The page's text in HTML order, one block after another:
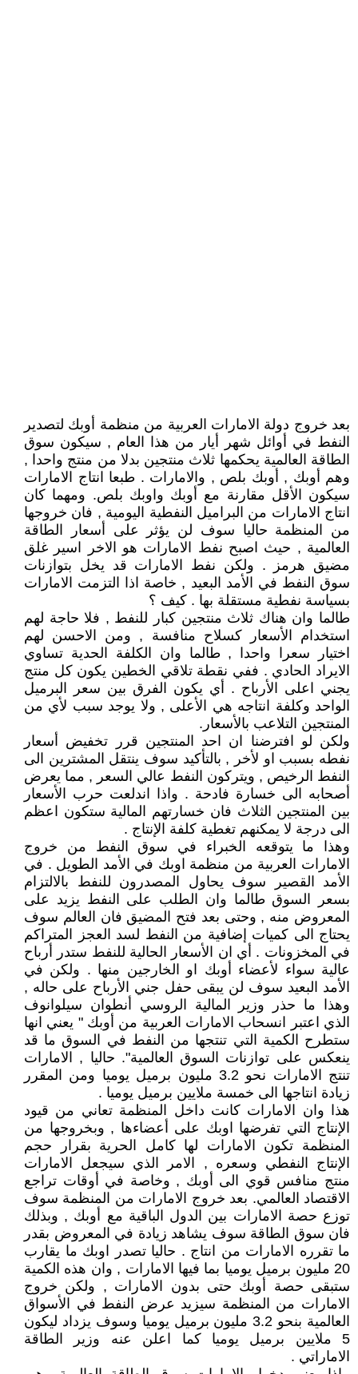
بعد خروج دولة الامارات العربية من منظمة أوبك لتصدير
النفط في أوائل شهر أيار من هذا العام , سيكون سوق
الطاقة العالمية يحكمها ثلاث منتجين بدلا من منتج واحدا ,
وهم أوبك , أوبك بلص , والامارات . طبعا انتاج الامارات
سيكون الأقل مقارنة مع أوبك واوبك بلص. ومهما كان
انتاج الامارات من البراميل النفطية اليومية , فان خروجها
من المنظمة حاليا سوف لن يؤثر على أسعار الطاقة
العالمية , حيث اصبح نفط الامارات هو الاخر اسير غلق
مضيق هرمز . ولكن نفط الامارات قد يخل بتوازنات
سوق النفط في الأمد البعيد , خاصة اذا التزمت الامارات
بسياسة نفطية مستقلة بها . كيف ؟
طالما وان هناك ثلاث منتجين كبار للنفط , فلا حاجة لهم
استخدام الأسعار كسلاح منافسة , ومن الاحسن لهم
اختيار سعرا واحدا , طالما وان الكلفة الحدية تساوي
الايراد الحادي . ففي نقطة تلاقي الخطين يكون كل منتج
يجني اعلى الأرباح . أي يكون الفرق بين سعر البرميل
الواحد وكلفة انتاجه هي الأعلى , ولا يوجد سبب لأي من
المنتجين التلاعب بالأسعار.
ولكن لو افترضنا ان احد المنتجين قرر تخفيض أسعار
نفطه بسبب او لأخر , بالتأكيد سوف ينتقل المشترين الى
النفط الرخيص , ويتركون النفط عالي السعر , مما يعرض
أصحابه الى خسارة فادحة . واذا اندلعت حرب الأسعار
بين المنتجين الثلاث فان خسارتهم المالية ستكون اعظم
الى درجة لا يمكنهم تغطية كلفة الإنتاج .
وهذا ما يتوقعه الخبراء في سوق النفط من خروج
الامارات العربية من منظمة اوبك في الأمد الطويل . في
الأمد القصير سوف يحاول المصدرون للنفط بالالتزام
بسعر السوق طالما وان الطلب على النفط يزيد على
المعروض منه , وحتى بعد فتح المضيق فان العالم سوف
يحتاج الى كميات إضافية من النفط لسد العجز المتراكم
في المخزونات . أي ان الأسعار الحالية للنفط ستدر أرباح
عالية سواء لأعضاء أوبك او الخارجين منها . ولكن في
الأمد البعيد سوف لن يبقى حفل جني الأرباح على حاله ,
وهذا ما حذر وزير المالية الروسي أنطوان سيلوانوف
الذي اعتبر انسحاب الامارات العربية من أوبك " يعني انها
ستطرح الكمية التي تنتجها من النفط في السوق ما قد
ينعكس على توازنات السوق العالمية". حاليا , الامارات
تنتج الامارات نحو 3.2 مليون برميل يوميا ومن المقرر
زيادة انتاجها الى خمسة ملايين برميل يوميا .
هذا وان الامارات كانت داخل المنظمة تعاني من قيود
الإنتاج التي تفرضها اوبك على أعضاءها , وبخروجها من
المنظمة تكون الامارات لها كامل الحرية بقرار حجم
الإنتاج النفطي وسعره , الامر الذي سيجعل الامارات
منتج منافس قوي الى أوبك , وخاصة في أوقات تراجع
الاقتصاد العالمي. بعد خروج الامارات من المنظمة سوف
توزع حصة الامارات بين الدول الباقية مع أوبك , وبذلك
فان سوق الطاقة سوف يشاهد زيادة في المعروض بقدر
ما تقرره الامارات من انتاج . حاليا تصدر اوبك ما يقارب
20 مليون برميل يوميا بما فيها الامارات , وان هذه الكمية
ستبقى حصة أوبك حتى بدون الامارات , ولكن خروج
الامارات من المنظمة سيزيد عرض النفط في الأسواق
العالمية بنحو 3.2 مليون برميل يوميا وسوف يزداد ليكون
5 ملايين برميل يوميا كما اعلن عنه وزير الطاقة
الاماراتي .